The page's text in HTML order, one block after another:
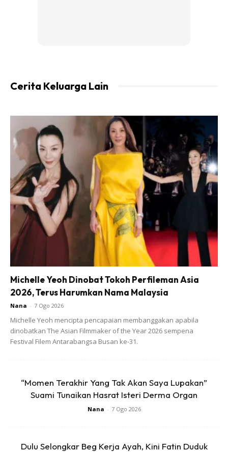
Kunci utamanya ialah mesti kena rajin dan konsisten buat
ya.
1️⃣ Rendam kaki sekejap dalam air suam selama 5
minit.
dalam air rendaman.
Cerita Keluarga Lain
Michelle Yeoh Dinobat Tokoh Perfileman Asia
2026, Terus Harumkan Nama Malaysia
Nana - 7 Ogo 2026
Michelle Yeoh mencipta pencapaian membanggakan apabila
dinobatkan The Asian Filmmaker of the Year 2026 sempena
Festival Filem Antarabangsa Busan ke-31.
“Momen Terakhir Yang Tak Akan Saya Lupakan”
Suami Tunaikan Hasrat Isteri Derma Organ
Nana - 7 Ogo 2026
Dulu Selongkar Beg Kerja Ayah, Kini Fatin Duduk